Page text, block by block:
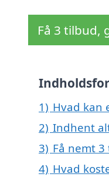
Få 3 tilbud,
1) Hvad kan
2) Indhent
3) Få nemt
4) Hvad